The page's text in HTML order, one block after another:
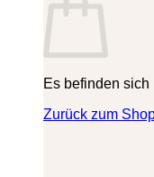
Es befinden sich
Zurück zum